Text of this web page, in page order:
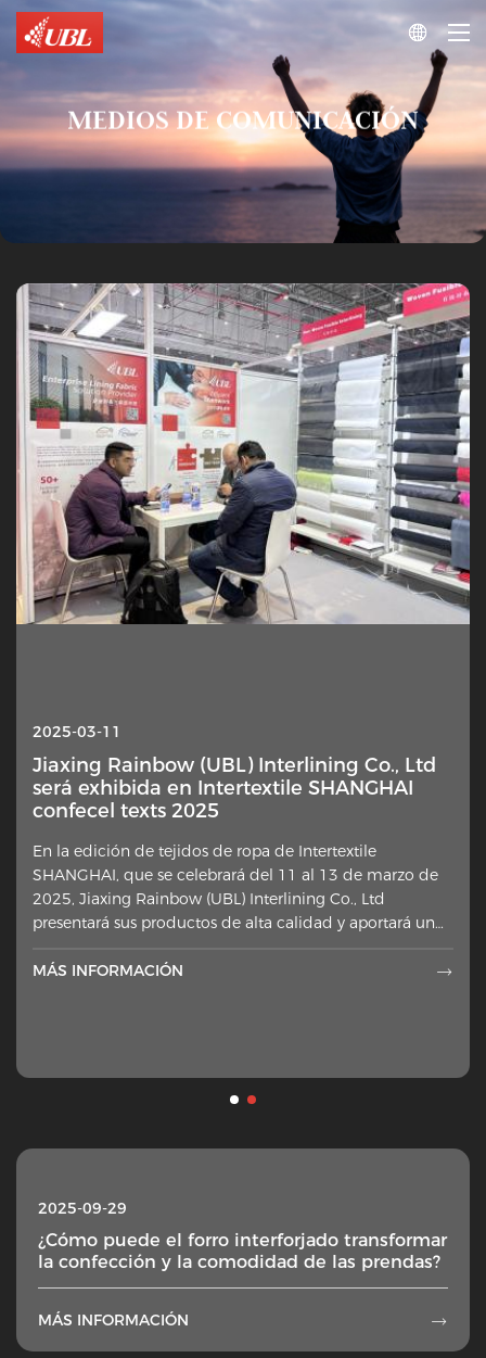

MEDIOS DE COMUNICACIÓN
2025-10-13
Interlineado — ¿Por qué esta capa oculta
está de repente en el centro de atención?
ganando una renovada atención por parte de
diseñadores, costureros domésticos y comentaristas del
sector. La capa extra de tela colocada contra el lado
equivocado de los materiales exteriores, ja.
2025-03-11
Jiaxing Rainbow (UBL) Interlining Co., Ltd
será exhibida en Intertextile SHANGHAI
confecel texts 2025
En la edición de tejidos de ropa de Intertextile
SHANGHAI, que se celebrará del 11 al 13 de marzo de
2025, Jiaxing Rainbow (UBL) Interlining Co., Ltd
presentará sus productos de alta calidad y aportará un
MÁS INFORMACIÓN

2025-09-29
¿Cómo puede el forro interforjado transformar
la confección y la comodidad de las prendas?
MÁS INFORMACIÓN 